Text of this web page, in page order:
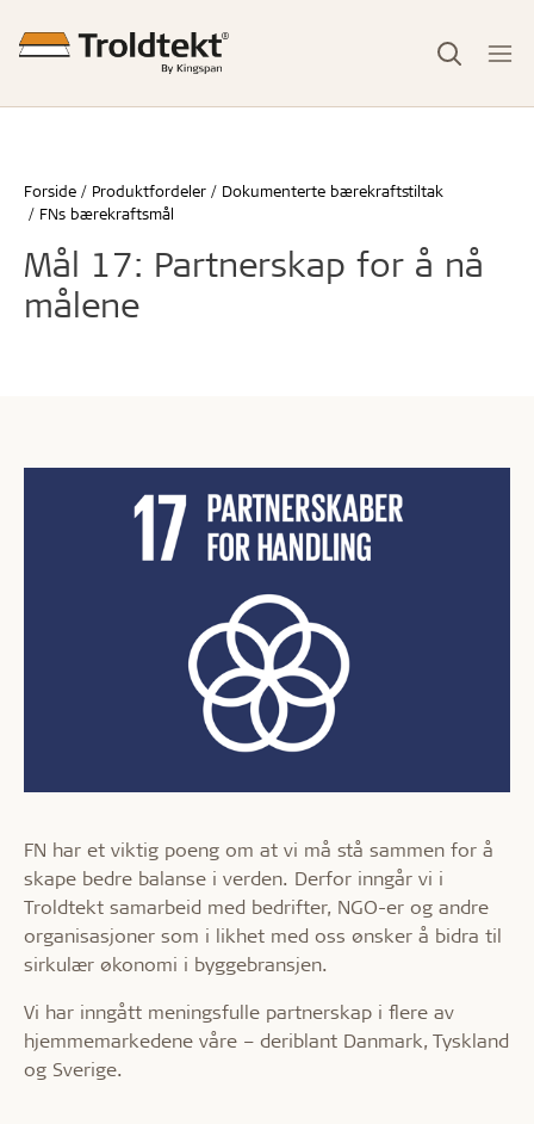
Forside Produktfordeler
Dokumenterte bærekraftstiltak
FNs bærekraftsmål
Mål 17: Partnerskap for å nå
målene
FN har et viktig poeng om at vi må stå sammen for å
skape bedre balanse i verden. Derfor inngår vi i
Troldtekt samarbeid med bedrifter, NGO-er og andre
organisasjoner som i likhet med oss ønsker å bidra til
sirkulær økonomi i byggebransjen.
Vi har inngått meningsfulle partnerskap i flere av
hjemmemarkedene våre – deriblant Danmark, Tyskland
og Sverige.